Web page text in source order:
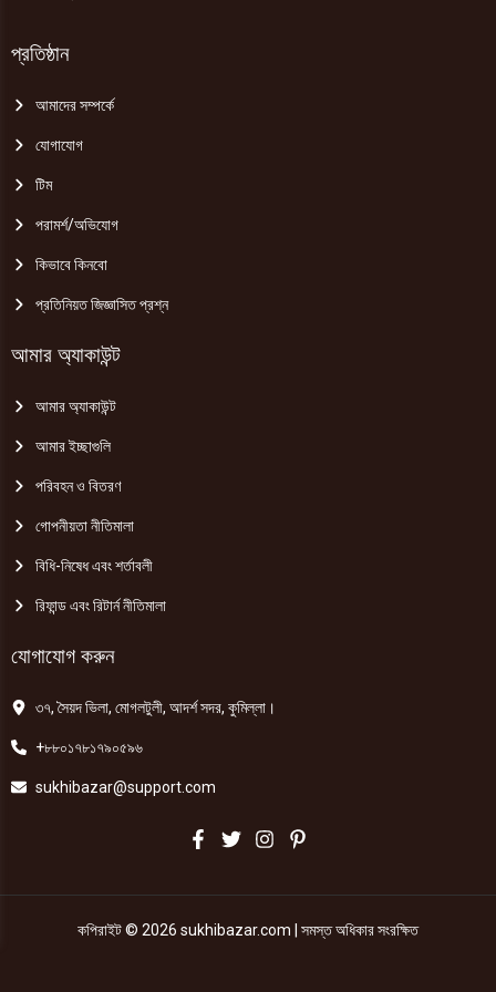
প্রতিষ্ঠান
আমাদের সম্পর্কে
যোগাযোগ
টিম
পরামর্শ/অভিযোগ
কিভাবে কিনবো
প্রতিনিয়ত জিজ্ঞাসিত প্রশ্ন
আমার অ্যাকাউন্ট
আমার অ্যাকাউন্ট
আমার ইচ্ছাগুলি
পরিবহন ও বিতরণ
গোপনীয়তা নীতিমালা
বিধি-নিষেধ এবং শর্তাবলী
রিফান্ড এবং রিটার্ন নীতিমালা
যোগাযোগ করুন
৩৭, সৈয়দ ভিলা, মোগলটুলী, আদর্শ সদর, কুমিল্লা।
+৮৮০১৭৮১৭৯০৫৯৬
sukhibazar@support.com
কপিরাইট © 2026 sukhibazar.com | সমস্ত অধিকার সংরক্ষিত